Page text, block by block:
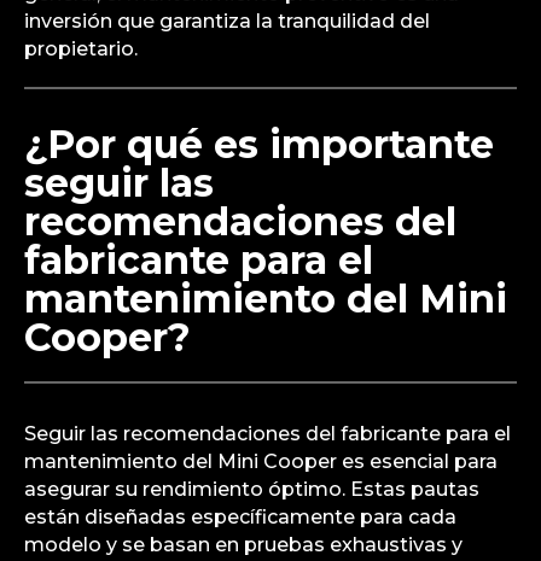
inversión que garantiza la tranquilidad del
propietario.
¿Por qué es importante
seguir las
recomendaciones del
fabricante para el
mantenimiento del Mini
Cooper?
Seguir las recomendaciones del fabricante para el
mantenimiento del Mini Cooper es esencial para
asegurar su rendimiento óptimo. Estas pautas
están diseñadas específicamente para cada
modelo y se basan en pruebas exhaustivas y